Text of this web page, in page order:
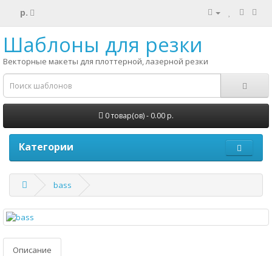
р.
Шаблоны для резки
Векторные макеты для плоттерной, лазерной резки
0 товар(ов) - 0.00 р.
Категории
bass
Описание